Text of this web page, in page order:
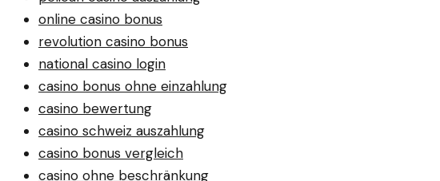
online casino bonus
revolution casino bonus
national casino login
casino bonus ohne einzahlung
casino bewertung
casino schweiz auszahlung
casino bonus vergleich
casino ohne beschränkung